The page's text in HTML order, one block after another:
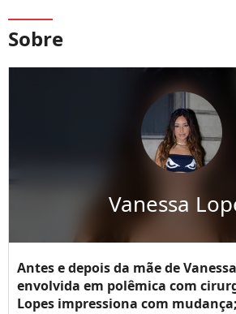
Sobre
Vanessa
Antes e depois da mãe de
envolvida em polêmica com
Lopes impressiona com